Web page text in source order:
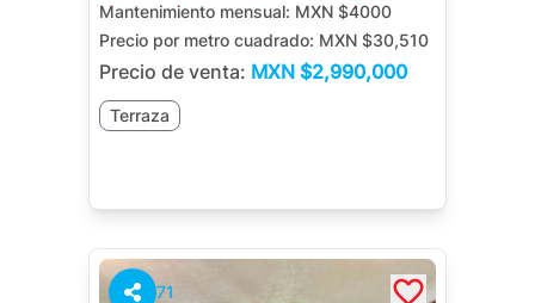
Mantenimiento mensual: MXN $4000
Precio por metro cuadrado: MXN $30,510
Precio de venta: MXN $2,990,000
Terraza
71